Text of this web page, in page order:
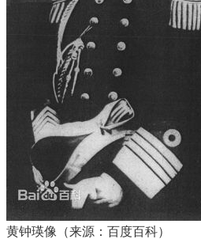
黄钟瑛像（来源：百度百科）